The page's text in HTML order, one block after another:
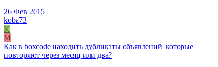
26 Фев 2015
koba73
K
M
Как в boxcode находить дубликаты объявлений, которые
повторяют через месяц или два?